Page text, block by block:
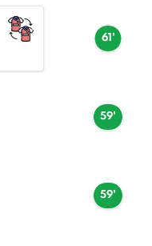
61'
59'
59'